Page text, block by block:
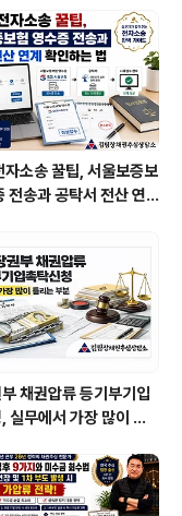
무
와
이
자소송 꿀팁, 서울보증보
전송과 공탁서 전산 연
채권압류 등기부기입
실무에서 가장 많이 틀